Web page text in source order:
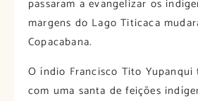
passaram a evangelizar os
margens do Lago Titicaca
Copacabana.
O índio Francisco Tito Yupanqui
com uma santa de feições